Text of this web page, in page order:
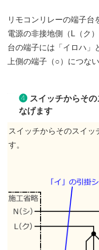
リモコンリレーの端子台
電源の非接地側（L（ク
台の端子には「イロハ」
上側の端子（○）につな
❹スイッチからその
なげます
スイッチからそのスイッ
す。